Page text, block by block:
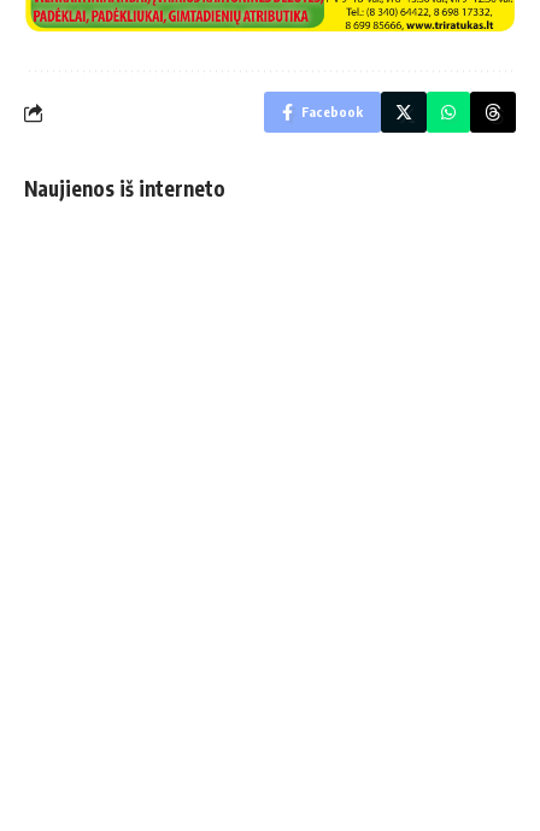
Facebook
Naujienos iš interneto